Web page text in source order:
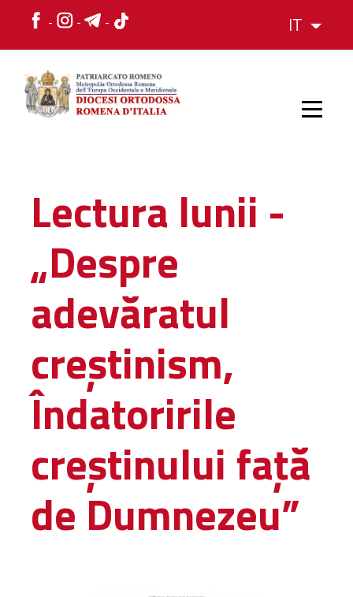
IT
STORIA
VESCOVO
L'ORGANIZZAZIONE
L'ORGANIZZAZIONE
Amministrativa
Monasteri,
chiese e
monumenti
Diaconie
Associazioni e
Centri
Lectura lunii -
„Despre
adevăratul
creștinism,
Îndatoririle
creștinului față
de Dumnezeu”